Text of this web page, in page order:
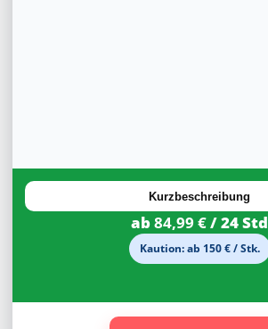
20%
Rabatt Kurzbeschreibung
ab84,99 €/ 24 Std
Kaution: ab 150 € / Stk.